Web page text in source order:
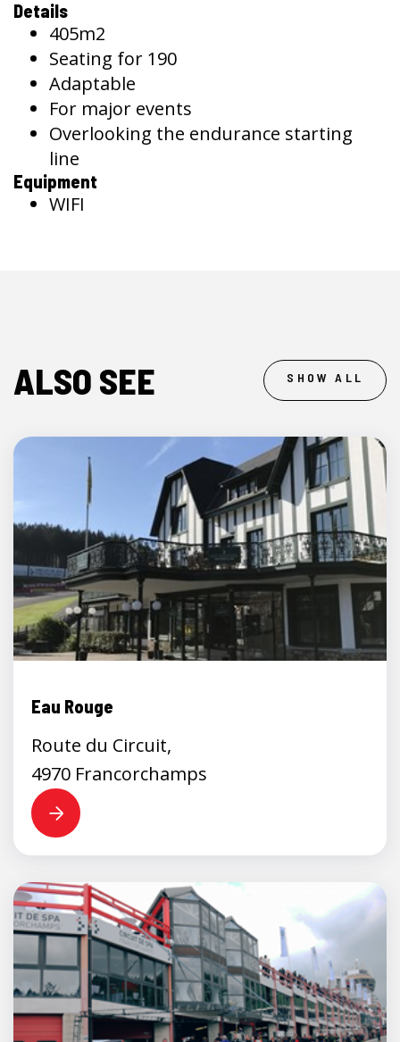
Details
405m2
Seating for 190
Adaptable
For major events
Overlooking the endurance starting
line
Equipment
WIFI
ALSO SEE SHOW ALL
Eau Rouge
Route du Circuit,
4970 Francorchamps